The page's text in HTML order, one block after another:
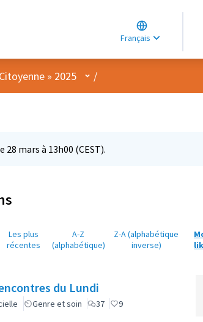
Français
Choose language
Choisir la langue
Elegir el idioma
» 2025 Menu utilisateur
/
28 mars à 13h00 (CEST).
Les plus
récentes
A-Z
(alphabétique)
Z-A (alphabétique
inverse)
du Lundi
Genre et soin 37 9